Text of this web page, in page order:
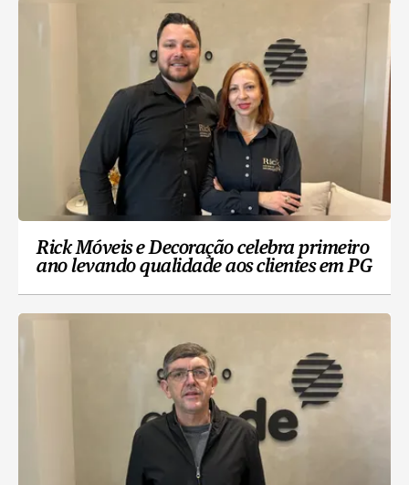
Rick Móveis e Decoração celebra primeiro
ano levando qualidade aos clientes em PG